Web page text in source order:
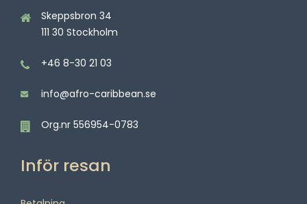
Skeppsbron 34
111 30 Stockholm
+46 8-30 21 03
info@afro-caribbean.se
Org.nr 556954-0783
Inför resan